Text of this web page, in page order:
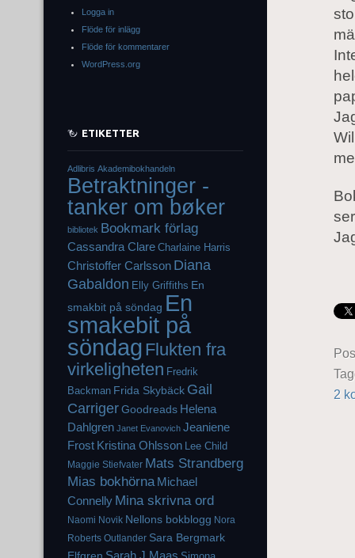
2
Logga in
Flöde för inlägg
Flöde för kommentarer
WordPress.org
ETIKETTER
Adlibris Akademibokhandeln
Betraktninger -
tanker om bøker
bibliotek Bookmark förlag
Cassandra Clare Charlaine Harris
Christoffer Carlsson Diana
Gabaldon Elly Griffiths En
smakbit på söndag En
smakebit på
söndag Flukten fra
virkeligheten Fredrik
Backman Frida Skybäck Gail
CarrigerGoodreads Helena
Dahlgren Janet Evanovich Jeaniene
Frost Kristina Ohlsson Lee Child
Maggie Stiefvater Mats Strandberg
Mias bokhörna Michael
Connelly Mina skrivna ord
Naomi Novik Nellons bokblogg Nora
Roberts Outlander Sara Bergmark